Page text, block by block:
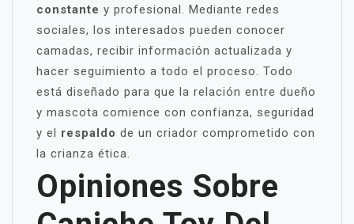
constante y profesional. Mediante redes
sociales, los interesados pueden conocer
camadas, recibir información actualizada y
hacer seguimiento a todo el proceso. Todo
está diseñado para que la relación entre dueño
y mascota comience con confianza, seguridad
y el respaldo de un criador comprometido con
la crianza ética.
Opiniones Sobre